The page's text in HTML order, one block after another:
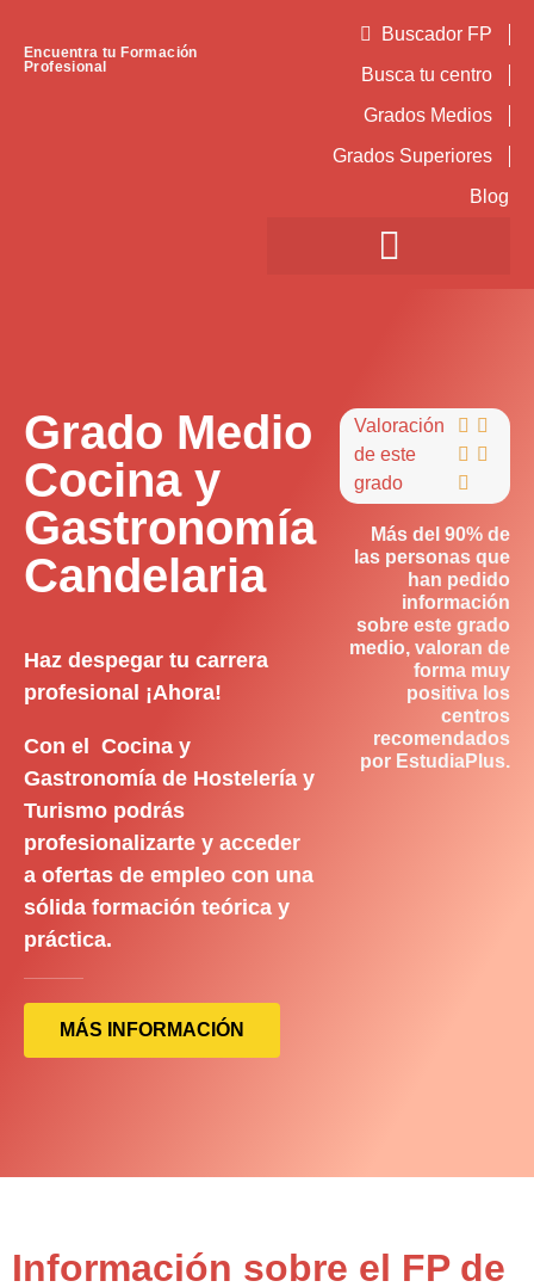
Encuentra tu Formación
Profesional
Buscador FP
Busca tu centro
Grados Medios
Grados Superiores
Blog
Grado Medio
Cocina y
Gastronomía
Candelaria
Haz despegar tu carrera
profesional ¡Ahora!
Con el Cocina y
Gastronomía de Hostelería y
Turismo podrás
profesionalizarte y acceder
a ofertas de empleo con una
sólida formación teórica y
práctica.
MÁS INFORMACIÓN
Valoración
de este
grado
 
 

Más del 90% de
las personas que
han pedido
información
sobre este grado
medio, valoran de
forma muy
positiva los
centros
recomendados
por EstudiaPlus.
Información sobre el FP de